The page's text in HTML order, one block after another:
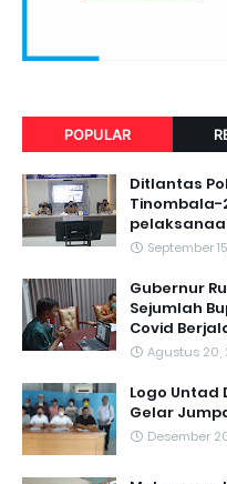
POPULAR
Ditlantas
Tinombala-
September
Gubernur
Sejumlah
Covid
Agustus 20,
Logo Untad
Gelar
Desember